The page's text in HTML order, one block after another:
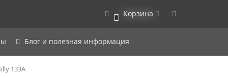
0 Корзина
Блог и полезная информация
133A